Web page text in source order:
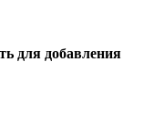
для добавления